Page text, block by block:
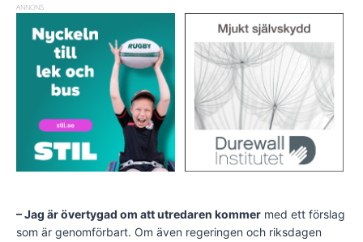
ANNONS
– Jag är övertygad om att utredaren kommer med ett förslag
som är genomförbart. Om även regeringen och riksdagen